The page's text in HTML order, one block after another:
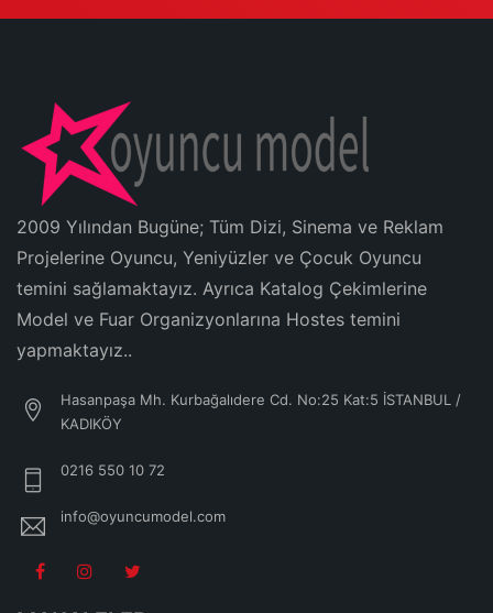
2009 Yılından Bugüne; Tüm Dizi, Sinema ve Reklam
Projelerine Oyuncu, Yeniyüzler ve Çocuk Oyuncu
temini sağlamaktayız. Ayrıca Katalog Çekimlerine
Model ve Fuar Organizyonlarına Hostes temini
yapmaktayız..
Hasanpaşa Mh. Kurbağalıdere Cd. No:25 Kat:5 İSTANBUL /
KADIKÖY
0216 550 10 72
info@oyuncumodel.com